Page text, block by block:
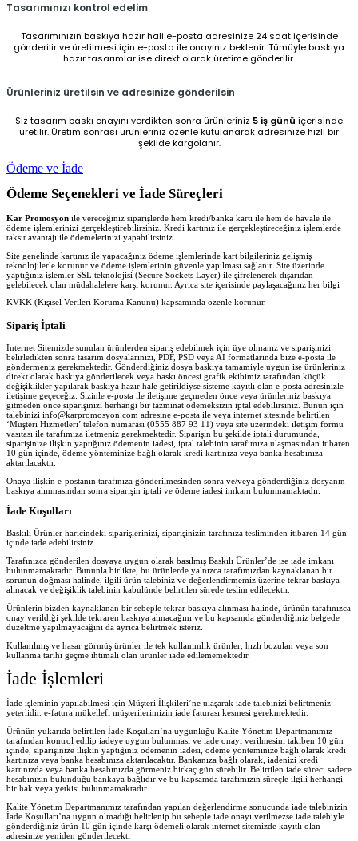
Tasarımınızı kontrol edelim
Tasarımınızın baskıya hazır hali e-posta adresinize 24 saat içerisinde
gönderilir ve üretilmesi için e-posta ile onayınız beklenir. Tümüyle baskıya
hazır tasarımlar ise direkt olarak üretime gönderilir.
Ürünleriniz üretilsin ve adresinize gönderilsin
Siz tasarım baskı onayını verdikten sonra ürünleriniz 5 iş günü içerisinde
üretilir. Üretim sonrası ürünleriniz özenle kutulanarak adresinize hızlı bir
şekilde kargolanır.
Ödeme ve İade
Ödeme Seçenekleri ve İade Süreçleri
Kar Promosyon ile vereceğiniz siparişlerde hem kredi/banka kartı ile hem de havale ile
ödeme işlemlerinizi gerçekleştirebilirsiniz. Kredi kartınız ile gerçekleştireceğiniz işlemlerde
taksit avantajı ile ödemelerinizi yapabilirsiniz.
Site genelinde kartınız ile yapacağınız ödeme işlemlerinde kart bilgileriniz gelişmiş
teknolojilerle korunur ve ödeme işlemlerinin güvenle yapılması sağlanır. Site üzerinde
yaptığınız işlemler SSL teknolojisi (Secure Sockets Layer) ile şifrelenerek dışarıdan
gelebilecek olan müdahalelere karşı korunur. Ayrıca site içerisinde paylaşacağınız her bilgi
KVKK (Kişisel Verileri Koruma Kanunu) kapsamında özenle korunur.
Sipariş İptali
İnternet Sitemizde sunulan ürünlerden sipariş edebilmek için üye olmanız ve siparişinizi
belirledikten sonra tasarım dosyalarınızı, PDF, PSD veya AI formatlarında bize e-posta ile
göndermeniz gerekmektedir. Gönderdiğiniz dosya baskıya tamamiyle uygun ise ürünleriniz
direkt olarak baskıya gönderilecek veya baskı öncesi grafik ekibimiz tarafından küçük
değişiklikler yapılarak baskıya hazır hale getirildiyse sisteme kayıtlı olan e-posta adresinizle
iletişime geçeceğiz. Sizinle e-posta ile iletişime geçmeden önce veya ürünleriniz baskıya
gitmeden önce siparişinizi herhangi bir tazminat ödemeksizin iptal edebilirsiniz. Bunun için
talebinizi info@karpromosyon.com adresine e-posta ile veya internet sitesinde belirtilen
‘Müşteri Hizmetleri’ telefon numarası (0555 887 93 11) veya site üzerindeki iletişim formu
vasıtası ile tarafımıza iletmeniz gerekmektedir. Siparişin bu şekilde iptali durumunda,
siparişinize ilişkin yaptığınız ödemenin iadesi, iptal talebinin tarafımıza ulaşmasından itibaren
10 gün içinde, ödeme yönteminize bağlı olarak kredi kartınıza veya banka hesabınıza
aktarılacaktır.
Onaya ilişkin e-postanın tarafınıza gönderilmesinden sonra ve/veya gönderdiğiniz dosyanın
baskıya alınmasından sonra siparişin iptali ve ödeme iadesi imkanı bulunmamaktadır.
İade Koşulları
Baskılı Ürünler haricindeki siparişlerinizi, siparişinizin tarafınıza tesliminden itibaren 14 gün
içinde iade edebilirsiniz.
Tarafınızca gönderilen dosyaya uygun olarak basılmış Baskılı Ürünler’de ise iade imkanı
bulunmamaktadır. Bununla birlikte, bu ürünlerde yalnızca tarafımızdan kaynaklanan bir
sorunun doğması halinde, ilgili ürün talebiniz ve değerlendirmemiz üzerine tekrar baskıya
alınacak ve değişiklik talebinin kabulünde belirtilen sürede teslim edilecektir.
Ürünlerin bizden kaynaklanan bir sebeple tekrar baskıya alınması halinde, ürünün tarafınızca
onay verildiği şekilde tekraren baskıya alınacağını ve bu kapsamda gönderdiğiniz belgede
düzeltme yapılmayacağını da ayrıca belirtmek isteriz.
Kullanılmış ve hasar görmüş ürünler ile tek kullanımlık ürünler, hızlı bozulan veya son
kullanma tarihi geçme ihtimali olan ürünler iade edilememektedir.
İade İşlemleri
İade işleminin yapılabilmesi için Müşteri İlişkileri’ne ulaşarak iade talebinizi belirtmeniz
yeterlidir. e-fatura mükellefi müşterilerimizin iade faturası kesmesi gerekmektedir.
Ürünün yukarıda belirtilen İade Koşulları’na uygunluğu Kalite Yönetim Departmanımız
tarafından kontrol edilip iadeye uygun bulunması ve iade onayı verilmesini takiben 10 gün
içinde, siparişinize ilişkin yaptığınız ödemenin iadesi, ödeme yönteminize bağlı olarak kredi
kartınıza veya banka hesabınıza aktarılacaktır. Bankanıza bağlı olarak, iadenizi kredi
kartınızda veya banka hesabınızda görmeniz birkaç gün sürebilir. Belirtilen iade süreci sadece
hesabınızın bulunduğu bankaya bağlıdır ve bu kapsamda tarafımızın süreçle ilgili herhangi
bir hak veya yetkisi bulunmamaktadır.
Kalite Yönetim Departmanımız tarafından yapılan değerlendirme sonucunda iade talebinizin
İade Koşulları’na uygun olmadığı belirlenip bu sebeple iade onayı verilmezse iade talebiyle
gönderdiğiniz ürün 10 gün içinde karşı ödemeli olarak internet sitemizde kayıtlı olan
adresinize yeniden gönderilecekti